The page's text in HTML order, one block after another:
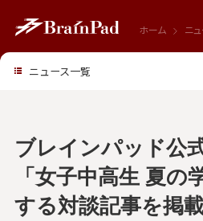
ホーム ニ
ブレインパッド公
「女子中高生 夏の
する対談記事を掲
ニュース一覧